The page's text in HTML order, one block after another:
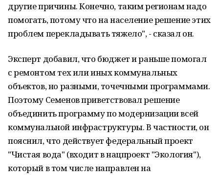
другие причины. Конечно, таким регионам надо
помогать, потому что на население решение этих
проблем перекладывать тяжело", - сказал он.
Эксперт добавил, что бюджет и раньше помогал
с ремонтом тех или иных коммунальных
объектов, но разными, точечными программами.
Поэтому Семенов приветствовал решение
объединить программу по модернизации всей
коммунальной инфраструктуры. В частности, он
пояснил, что действует федеральный проект
"Чистая вода" (входит в нацпроект "Экология"),
который в том числе направлен на